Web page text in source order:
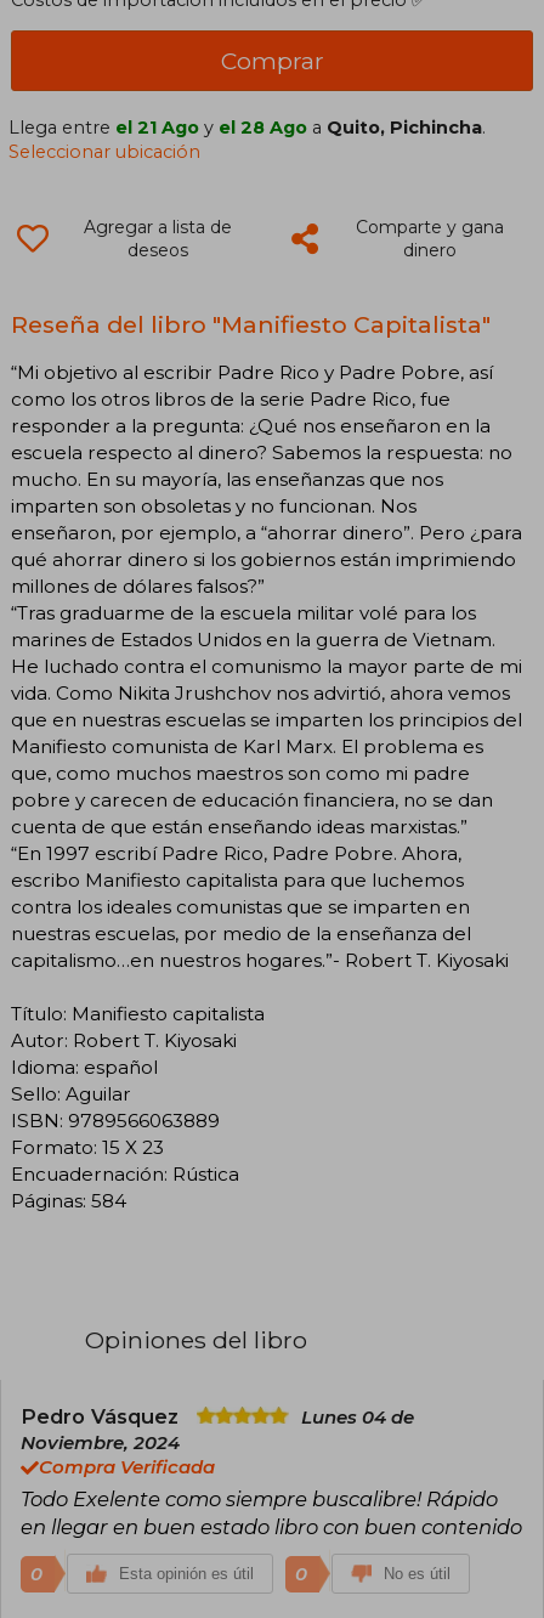
Comprar
Llega entre el 21 Ago y el 28 Ago a Quito, Pichincha.
Seleccionar ubicación
Agregar a lista de
deseos
Comparte y gana
dinero
Reseña del libro "Manifiesto Capitalista"
“Mi objetivo al escribir Padre Rico y Padre Pobre, así
como los otros libros de la serie Padre Rico, fue
responder a la pregunta: ¿Qué nos enseñaron en la
escuela respecto al dinero? Sabemos la respuesta: no
mucho. En su mayoría, las enseñanzas que nos
imparten son obsoletas y no funcionan. Nos
enseñaron, por ejemplo, a “ahorrar dinero”. Pero ¿para
qué ahorrar dinero si los gobiernos están imprimiendo
millones de dólares falsos?”
“Tras graduarme de la escuela militar volé para los
marines de Estados Unidos en la guerra de Vietnam.
He luchado contra el comunismo la mayor parte de mi
vida. Como Nikita Jrushchov nos advirtió, ahora vemos
que en nuestras escuelas se imparten los principios del
Manifiesto comunista de Karl Marx. El problema es
que, como muchos maestros son como mi padre
pobre y carecen de educación financiera, no se dan
cuenta de que están enseñando ideas marxistas.”
“En 1997 escribí Padre Rico, Padre Pobre. Ahora,
escribo Manifiesto capitalista para que luchemos
contra los ideales comunistas que se imparten en
nuestras escuelas, por medio de la enseñanza del
capitalismo…en nuestros hogares.”- Robert T. Kiyosaki
Título: Manifiesto capitalista
Autor: Robert T. Kiyosaki
Idioma: español
Sello: Aguilar
ISBN: 9789566063889
Formato: 15 X 23
Encuadernación: Rústica
Páginas: 584
Opiniones del libro
Pedro Vásquez
Lunes 04 de
Noviembre, 2024
Compra Verificada
Todo Exelente como siempre buscalibre! Rápido
en llegar en buen estado libro con buen contenido
0 Esta opinión es útil 0 No es útil